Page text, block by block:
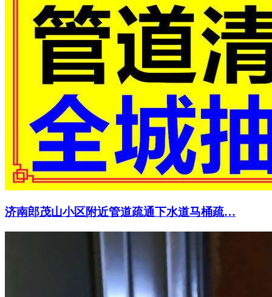
济南郎茂山小区附近管道疏通下水道马桶疏…